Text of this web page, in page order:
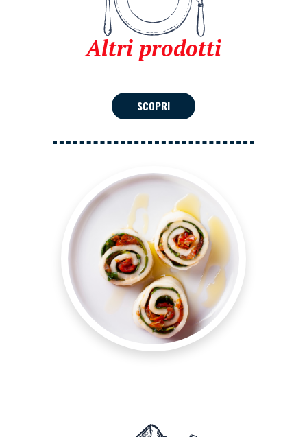
Altri prodotti
SCOPRI